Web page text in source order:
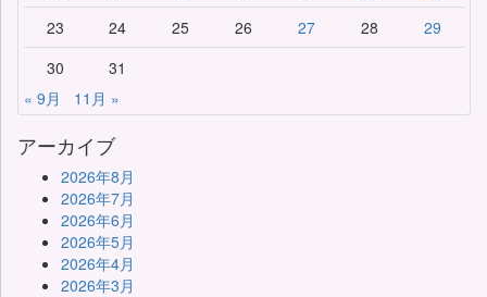
23
24 25 26 27 28
29
30
31
« 9月
11月 »
アーカイブ
2026年8月
2026年7月
2026年6月
2026年5月
2026年4月
2026年3月